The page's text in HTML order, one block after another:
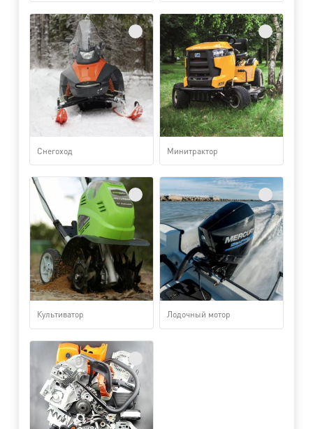
Снегоход Минитрактор
Культиватор Лодочный мотор